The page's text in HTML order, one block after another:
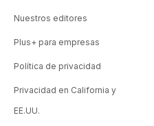
Nuestros editores
Plus+ para empresas
Política de privacidad
Privacidad en California y
EE.UU.